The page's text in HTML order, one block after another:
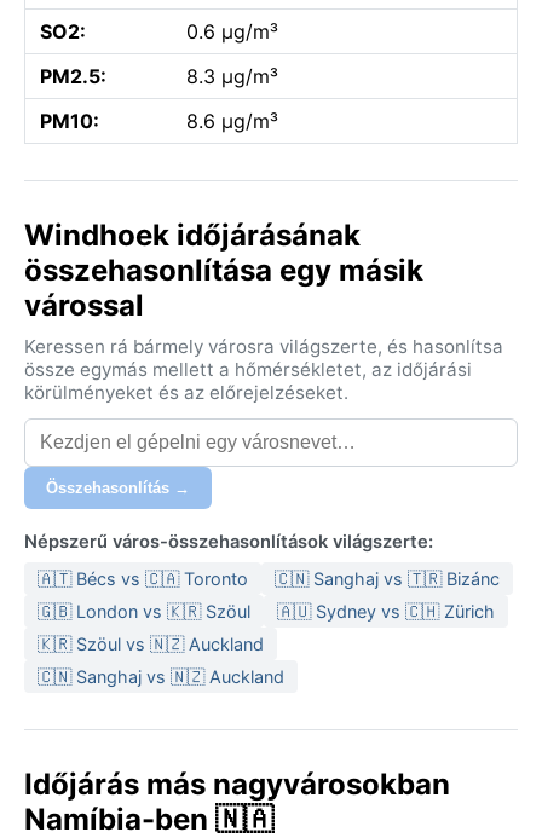
SO2:
0.6 µg/m³
PM2.5:
8.3 µg/m³
PM10:
8.6 µg/m³
Windhoek időjárásának
összehasonlítása egy másik
várossal
Keressen rá bármely városra világszerte, és hasonlítsa
össze egymás mellett a hőmérsékletet, az időjárási
körülményeket és az előrejelzéseket.
Összehasonlítás →
Népszerű város-összehasonlítások világszerte:
🇦🇹 Bécs vs 🇨🇦 Toronto
🇨🇳 Sanghaj vs 🇹🇷 Bizánc
🇬🇧 London vs 🇰🇷 Szöul
🇦🇺 Sydney vs 🇨🇭 Zürich
🇰🇷 Szöul vs 🇳🇿 Auckland
🇨🇳 Sanghaj vs 🇳🇿 Auckland
Időjárás más nagyvárosokban
Namíbia-ben 🇳🇦